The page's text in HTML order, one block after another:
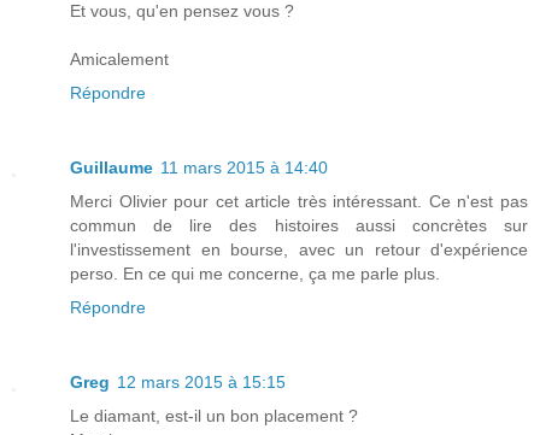
Et vous, qu'en pensez vous ?
Amicalement
Répondre
Guillaume 11 mars 2015 à 14:40
Merci Olivier pour cet article très intéressant. Ce n'est pas
commun de lire des histoires aussi concrètes sur
l'investissement en bourse, avec un retour d'expérience
perso. En ce qui me concerne, ça me parle plus.
Répondre
Greg 12 mars 2015 à 15:15
Le diamant, est-il un bon placement ?